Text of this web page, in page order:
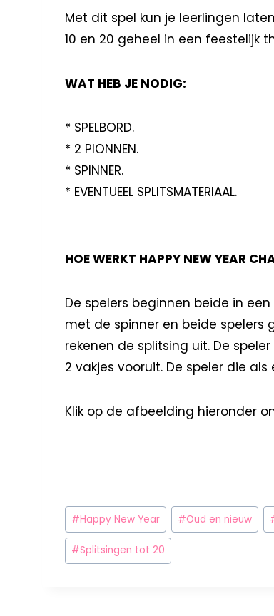
Met dit spel kun je leerlingen
10 en 20 geheel in een feestelijk
WAT HEB JE NODIG:
* SPELBORD.
* 2 PIONNEN.
* SPINNER.
* EVENTUEEL SPLITSMATERIAAL.
HOE WERKT HAPPY NEW YEAR
De spelers beginnen beide in
met de spinner en beide spelers
rekenen de splitsing uit. De
2 vakjes vooruit. De speler die
Klik op de afbeelding hieronder
#Happy New Year #Oud en nieuw
#Splitsingen tot 20